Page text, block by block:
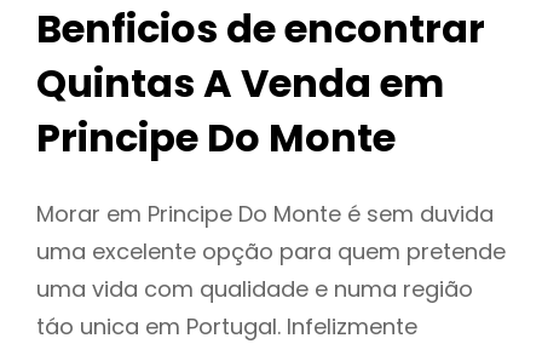
Benficios de encontrar
Quintas A Venda em
Principe Do Monte
Morar em Principe Do Monte é sem duvida
uma excelente opção para quem pretende
uma vida com qualidade e numa região
táo unica em Portugal. Infelizmente